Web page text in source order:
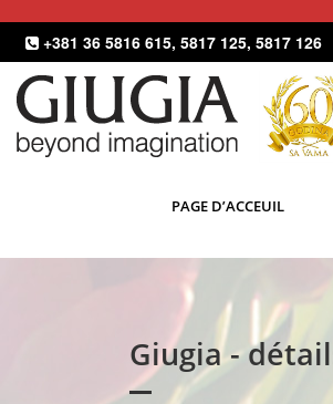
+381 36 5816 615, 5817 125, 5817 126
PAGE D’ACCEUIL
Giugia -